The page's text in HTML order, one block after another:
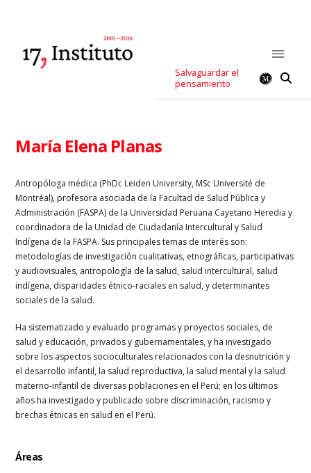
Salvaguardar el
pensamiento
María Elena Planas
Antropóloga médica (PhDc Leiden University, MSc Université de
Montréal), profesora asociada de la Facultad de Salud Pública y
Administración (FASPA) de la Universidad Peruana Cayetano Heredia y
coordinadora de la Unidad de Ciudadanía Intercultural y Salud
Indígena de la FASPA. Sus principales temas de interés son:
metodologías de investigación cualitativas, etnográficas, participativas
y audiovisuales, antropología de la salud, salud intercultural, salud
indígena, disparidades étnico-raciales en salud, y determinantes
sociales de la salud.
Ha sistematizado y evaluado programas y proyectos sociales, de
salud y educación, privados y gubernamentales, y ha investigado
sobre los aspectos socioculturales relacionados con la desnutrición y
el desarrollo infantil, la salud reproductiva, la salud mental y la salud
materno-infantil de diversas poblaciones en el Perú; en los últimos
años ha investigado y publicado sobre discriminación, racismo y
brechas étnicas en salud en el Perú.
Áreas